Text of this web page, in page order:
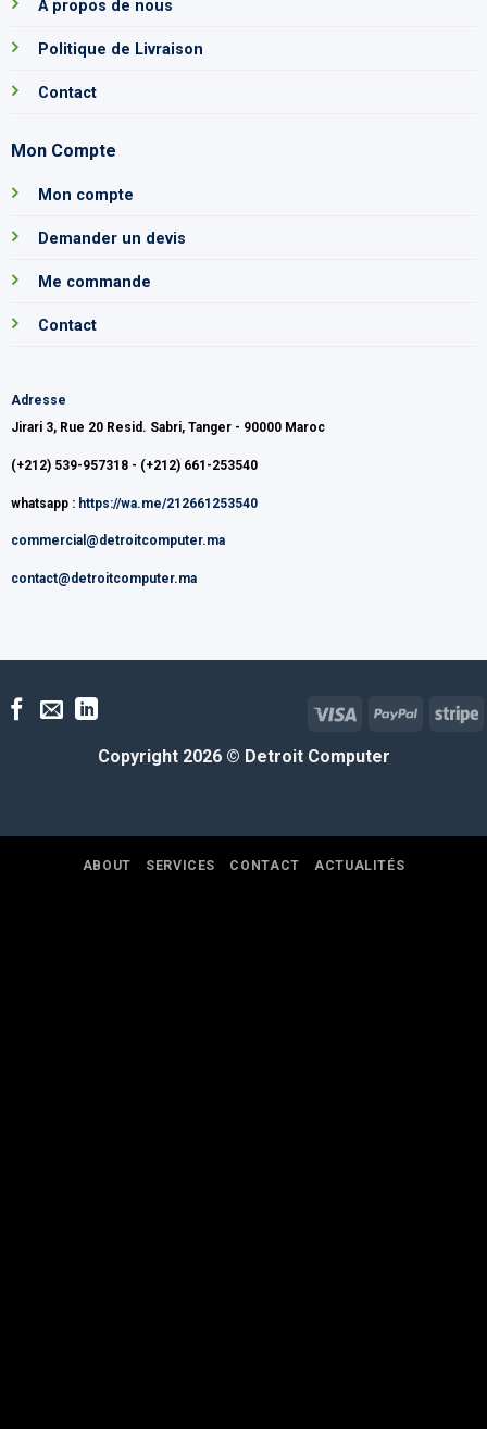
A propos de nous
Politique de Livraison
Contact
Mon Compte
Mon compte
Demander un devis
Me commande
Contact
Adresse
Jirari 3, Rue 20 Resid. Sabri, Tanger - 90000 Maroc
(+212) 539-957318 - (+212) 661-253540
whatsapp : https://wa.me/212661253540
commercial@detroitcomputer.ma
contact@detroitcomputer.ma
Copyright 2026 © Detroit Computer
Visa PayPal
ABOUT SERVICES CONTACT ACTUALITÉS